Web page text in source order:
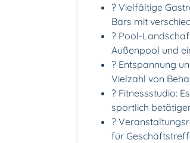
?️ Vielfältige
Bars mit
? Pool-
Außenpool und
? Entspannung
Vielzahl von
? Fitnessstudio:
sportlich
?
für